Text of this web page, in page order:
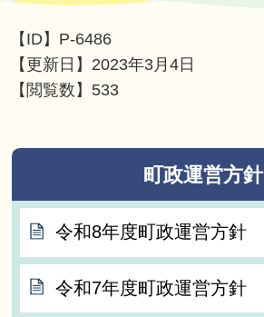
【ID】 P-6486
【更新日】 2023年3月4日
【閲覧数】 533
町政運営方針
令和8年度町政運営方針
令和7年度町政運営方針